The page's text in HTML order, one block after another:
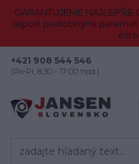
GARANTUJEME
aspoň podobnými
+421 908 544 546
(Po-Pi, 8:30 - 17:00 hod.)